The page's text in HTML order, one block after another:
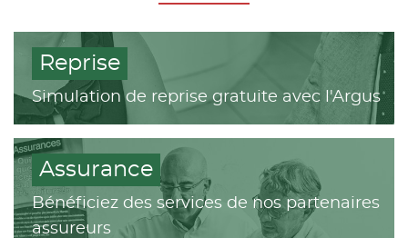
Reprise
Simulation de reprise gratuite avec l'Argus
Assurance
Bénéficiez des services de nos partenaires
assureurs